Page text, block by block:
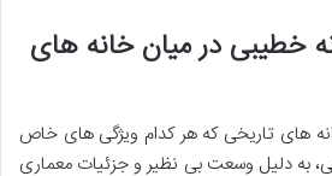
خطیبی در میان خانه های
های تاریخی که هر کدام ویژگی های خاص
به دلیل وسعت بی نظیر و جزئیات معماری